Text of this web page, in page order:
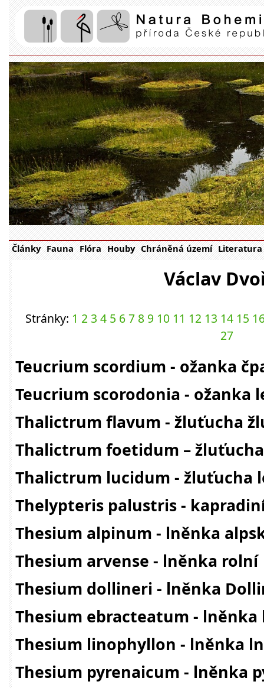
Články Fauna Flóra Houby Chráněná území Literatura
Václav
Stránky: 1 2 3 4 5 6 7 8 9 10 11 12 13 14 15
27
Teucrium scordium - ožanka
Teucrium scorodonia - ožanka
Thalictrum flavum - žluťucha
Thalictrum foetidum –
Thalictrum lucidum - žluťucha
Thelypteris palustris -
Thesium alpinum - lněnka
Thesium arvense - lněnka rolní
Thesium dollineri - lněnka
Thesium ebracteatum - lněnka
Thesium linophyllon - lněnka
Thesium pyrenaicum - lněnka